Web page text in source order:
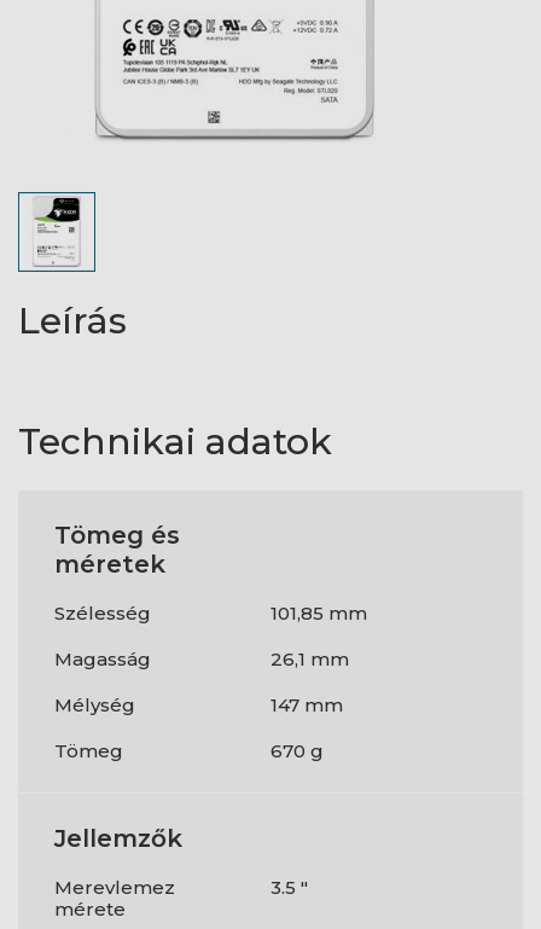
Leírás
Technikai adatok
Tömeg és
méretek
Szélesség
101,85 mm
Magasság
26,1 mm
Mélység
147 mm
Tömeg
670 g
Jellemzők
Merevlemez
mérete
3.5 "